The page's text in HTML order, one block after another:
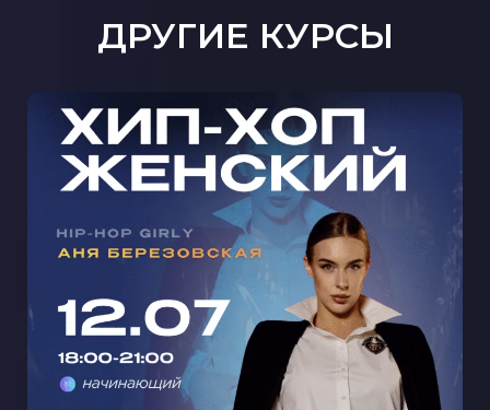
ДРУГИЕ КУРСЫ
МАСТЕР-КЛАСС ЖЕНСКИЙ ХИП-
ХОП С АНЕЙ БЕРЕЗОВСКОЙ В
КРЫЛАТСКОМ 🩵